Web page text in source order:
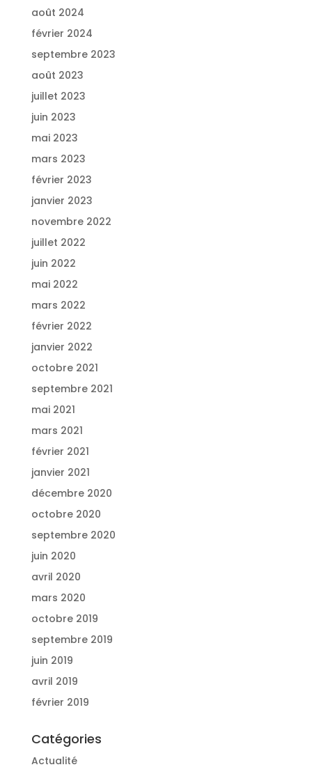
août 2024
février 2024
septembre 2023
août 2023
juillet 2023
juin 2023
mai 2023
mars 2023
février 2023
janvier 2023
novembre 2022
juillet 2022
juin 2022
mai 2022
mars 2022
février 2022
janvier 2022
octobre 2021
septembre 2021
mai 2021
mars 2021
février 2021
janvier 2021
décembre 2020
octobre 2020
septembre 2020
juin 2020
avril 2020
mars 2020
octobre 2019
septembre 2019
juin 2019
avril 2019
février 2019
Catégories
Actualité